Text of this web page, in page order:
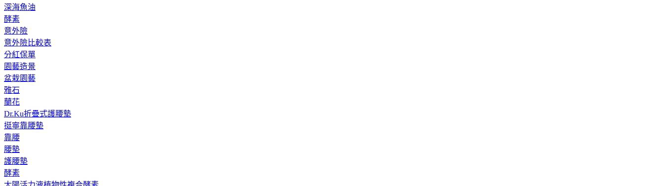
深海魚油
酵素
意外險
意外險比較表
分紅保單
園藝造景
盆栽園藝
雅石
蘭花
Dr.Ku折疊式護腰墊
挺寧靠腰墊
靠腰
腰墊
護腰墊
酵素